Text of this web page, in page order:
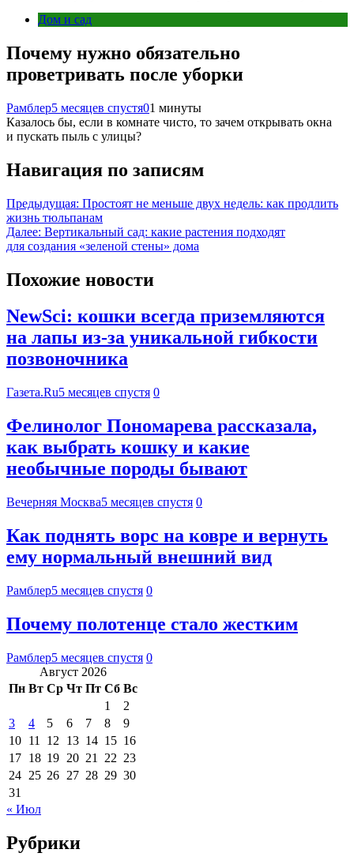
Дом и сад
Почему нужно обязательно
проветривать после уборки
Рамблер5 месяцев спустя01 минуты
Казалось бы, если в комнате чисто, то зачем открывать окна
и пускать пыль с улицы?
Навигация по записям
Предыдущая: Простоят не меньше двух недель: как продлить
жизнь тюльпанам
Далее: Вертикальный сад: какие растения подходят
для создания «зеленой стены» дома
Похожие новости
NewSci: кошки всегда приземляются
на лапы из-за уникальной гибкости
позвоночника
Газета.Ru5 месяцев спустя 0
Фелинолог Пономарева рассказала,
как выбрать кошку и какие
необычные породы бывают
Вечерняя Москва5 месяцев спустя 0
Как поднять ворс на ковре и вернуть
ему нормальный внешний вид
Рамблер5 месяцев спустя 0
Почему полотенце стало жестким
Рамблер5 месяцев спустя 0
Август 2026
Пн Вт Ср Чт Пт Сб Вс
1
2
3
4 5 6 7 8
9
10 11 12 13 14 15 16
17 18 19 20 21 22 23
24 25 26 27 28 29 30
31
« Июл
Рубрики